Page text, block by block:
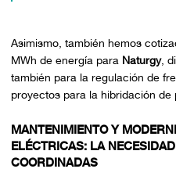
Asimismo, también hemos
MWh de energía para Naturgy,
también para la regulación de
proyectos para la hibridación de
MANTENIMIENTO Y
ELÉCTRICAS: LA
COORDINADAS